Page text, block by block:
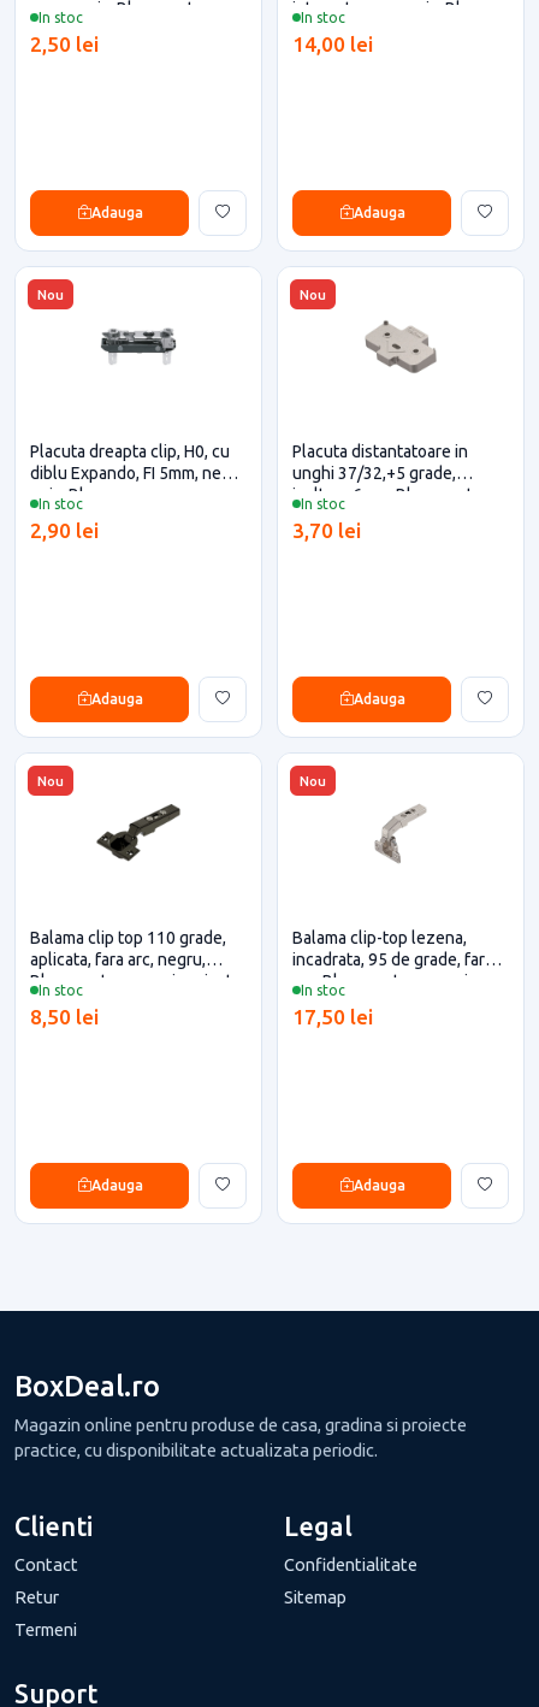
In stoc
negru onix, Blum pentru casa
2,50 lei
Adauga
In stoc
integrat, negru onix, Blum
14,00 lei
Adauga
Nou
In stoc
Placuta dreapta clip, H0, cu
diblu Expando, FI 5mm, negru
onix, Blum
2,90 lei
Adauga
Nou
In stoc
Placuta distantatoare in
unghi 37/32,+5 grade,
inaltare 6mm, Blum pentru
3,70 lei
Adauga
Nou
In stoc
Balama clip top 110 grade,
aplicata, fara arc, negru,
Blum pentru casa si proiecte
8,50 lei
Adauga
Nou
In stoc
Balama clip-top lezena,
incadrata, 95 de grade, fara
arc, Blum pentru casa si
17,50 lei
Adauga
BoxDeal.ro
Magazin online pentru produse de casa, gradina si proiecte
practice, cu disponibilitate actualizata periodic.
Clienti
Contact
Retur
Termeni
Legal
Confidentialitate
Sitemap
Suport